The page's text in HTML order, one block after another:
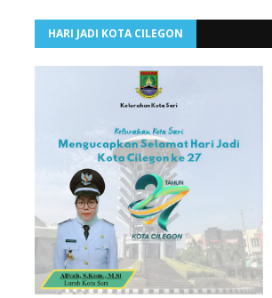
HARI JADI KOTA CILEGON